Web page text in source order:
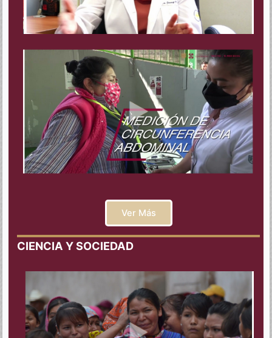
Ver Más
CIENCIA Y SOCIEDAD